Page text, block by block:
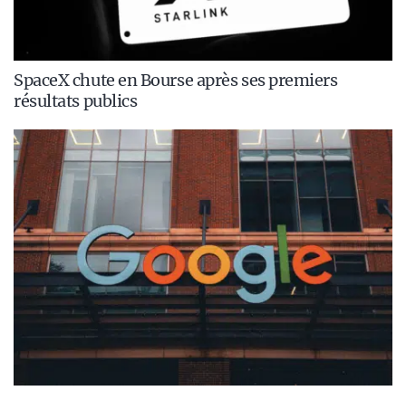
SpaceX chute en Bourse après ses premiers
résultats publics